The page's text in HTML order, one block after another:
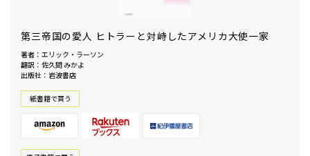
第三帝国の愛人 ヒトラーと対峙したアメリカ大使一家
著者：エリック・ラーソン
翻訳：佐久間 みかよ
出版社：岩波書店
紙書籍で買う